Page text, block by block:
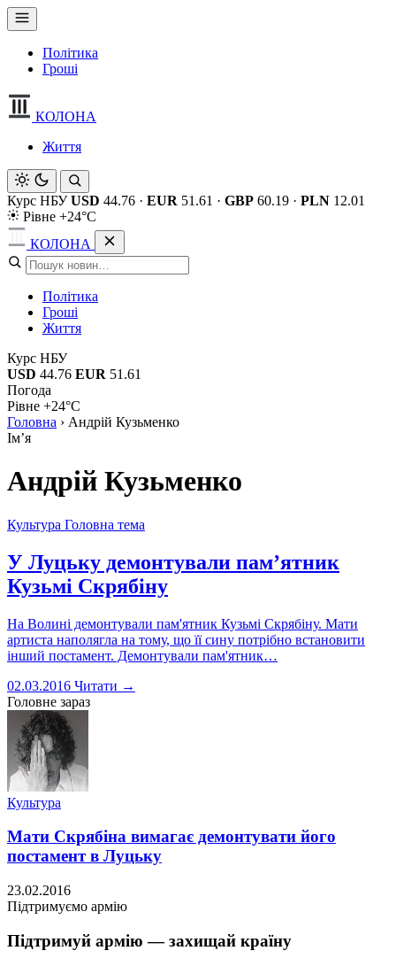
Політика
Гроші
КОЛОНА
Життя
Курс НБУ USD 44.76 · EUR 51.61 · GBP 60.19 · PLN 12.01
Рівне +24°C
КОЛОНА
Політика
Гроші
Життя
Курс НБУ
USD 44.76 EUR 51.61
Погода
Рівне +24°C
Головна › Андрій Кузьменко
Імʼя
Андрій Кузьменко
Культура Головна тема
У Луцьку демонтували пам’ятник
Кузьмі Скрябіну
На Волині демонтували пам'ятник Кузьмі Скрябіну. Мати
артиста наполягла на тому, що її сину потрібно встановити
інший постамент. Демонтували пам'ятник…
02.03.2016 Читати →
Головне зараз
Культура
Мати Скрябіна вимагає демонтувати його
постамент в Луцьку
23.02.2016
Підтримуємо армію
Підтримуй армію — захищай країну